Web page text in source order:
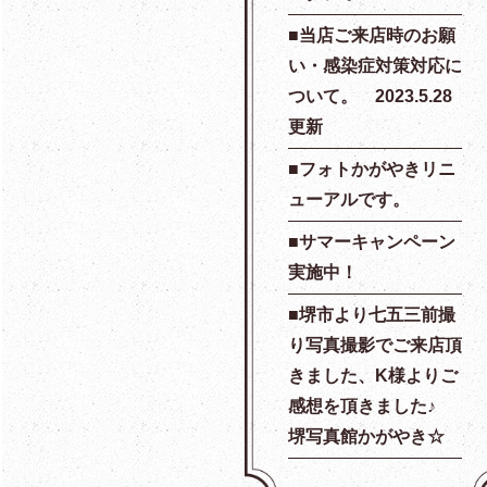
当店ご来店時のお願
い・感染症対策対応に
ついて。 2023.5.28
更新
フォトかがやきリニ
ューアルです。
サマーキャンペーン
実施中！
堺市より七五三前撮
り写真撮影でご来店頂
きました、K様よりご
感想を頂きました♪
堺写真館かがやき☆